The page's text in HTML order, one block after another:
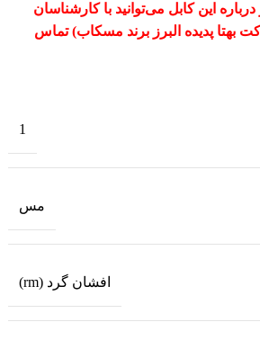
این کابل می‌توانید با کارشناسان
پدیده البرز برند مسکاب)تماس
1
مس
افشان گرد (rm)